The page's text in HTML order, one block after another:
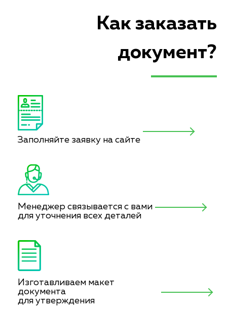
Как заказать
документ?
Заполняйте заявку на сайте
Менеджер связывается с вами
для уточнения всех деталей
Изготавливаем макет
документа
для утверждения